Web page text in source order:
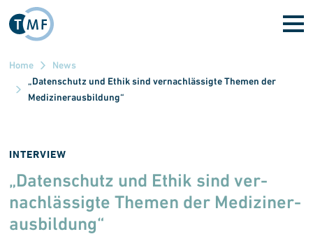
Direkt zum Inhalt
Home
News
„Datenschutz und Ethik sind vernachlässigte Themen der
Medizinerausbildung“
INTERVIEW
„Datenschutz und Ethik sind ver­
nach­lässigte The­men der Mediziner­
aus­bil­dung“